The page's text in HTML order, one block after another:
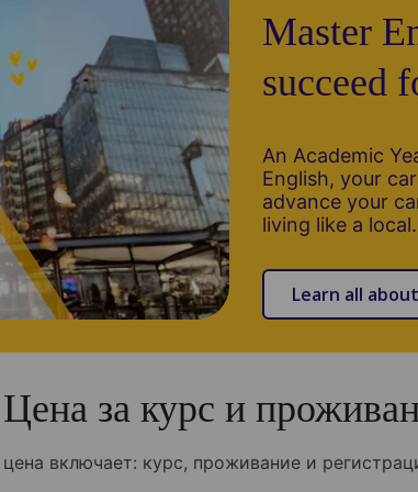
Master
succeed
An Academic
English, your
advance your
living like a local.
Learn all
Цена за курс и
включает: курс, проживание и